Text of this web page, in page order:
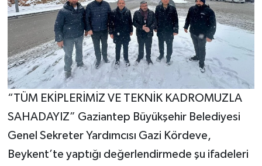
“TÜM EKİPLERİMİZ VE TEKNİK KADROMUZLA
SAHADAYIZ” Gaziantep Büyükşehir Belediyesi
Genel Sekreter Yardımcısı Gazi Kördeve,
Beykent’te yaptığı değerlendirmede şu ifadeleri